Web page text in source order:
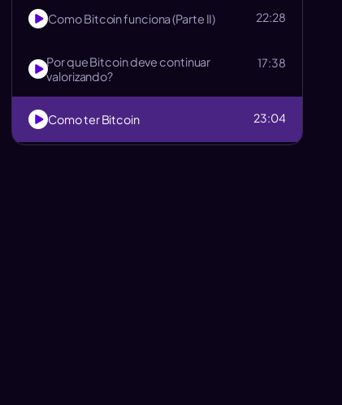
Como Bitcoin funciona (Parte II) 22:28
Por que Bitcoin deve continuar
valorizando?
17:38
Como ter Bitcoin 23:04